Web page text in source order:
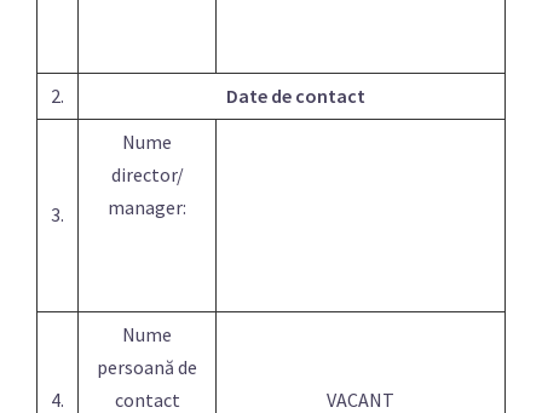
2. Date de contact
3.
Nume
director/
manager:
4.
Nume
persoană de
contact
VACANT